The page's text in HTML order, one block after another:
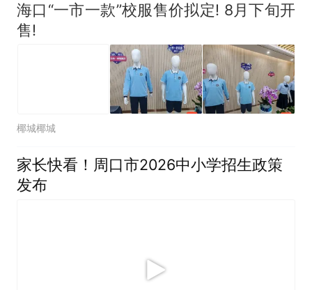
海口“一市一款”校服售价拟定! 8月下旬开
售!
椰城椰城
家长快看！周口市2026中小学招生政策
发布